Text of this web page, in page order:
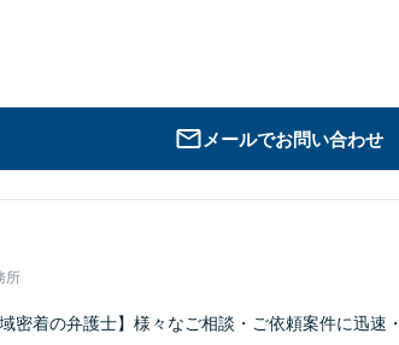
メールでお問い合わせ
所
密着の弁護士】様々なご相談・ご依頼案件に迅速・